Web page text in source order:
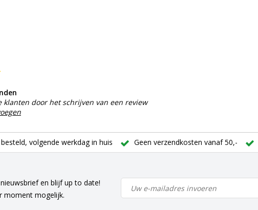
klanten door het schrijven van een review
volgende werkdag in huis Geen verzendkosten vanaf 50,-
en blijf up to date!
moment mogelijk.